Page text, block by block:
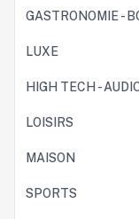
GASTRONOMIE -
LUXE
HIGH TECH -
LOISIRS
MAISON
SPORTS